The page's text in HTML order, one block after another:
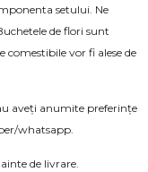
setului. Ne
de flori sunt
comestibile vor fi alese de
aveți anumite preferințe
whatsapp.
de livrare.